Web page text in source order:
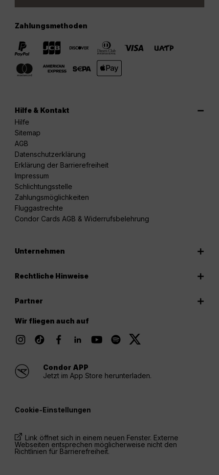
Zahlungsmethoden
Hilfe & Kontakt
Hilfe
Sitemap
AGB
Datenschutzerklärung
Erklärung der Barrierefreiheit
Impressum
Schlichtungsstelle
Zahlungsmöglichkeiten
Fluggastrechte
Condor Cards AGB & Widerrufsbelehrung
Unternehmen
Rechtliche Hinweise
Partner
Wir fliegen auch auf
Condor APP
Jetzt im App Store herunterladen.
Cookie-Einstellungen
Link öffnet sich in einem neuen Fenster. Externe
Webseiten entsprechen möglicherweise nicht den
Richtlinien für Barrierefreiheit.